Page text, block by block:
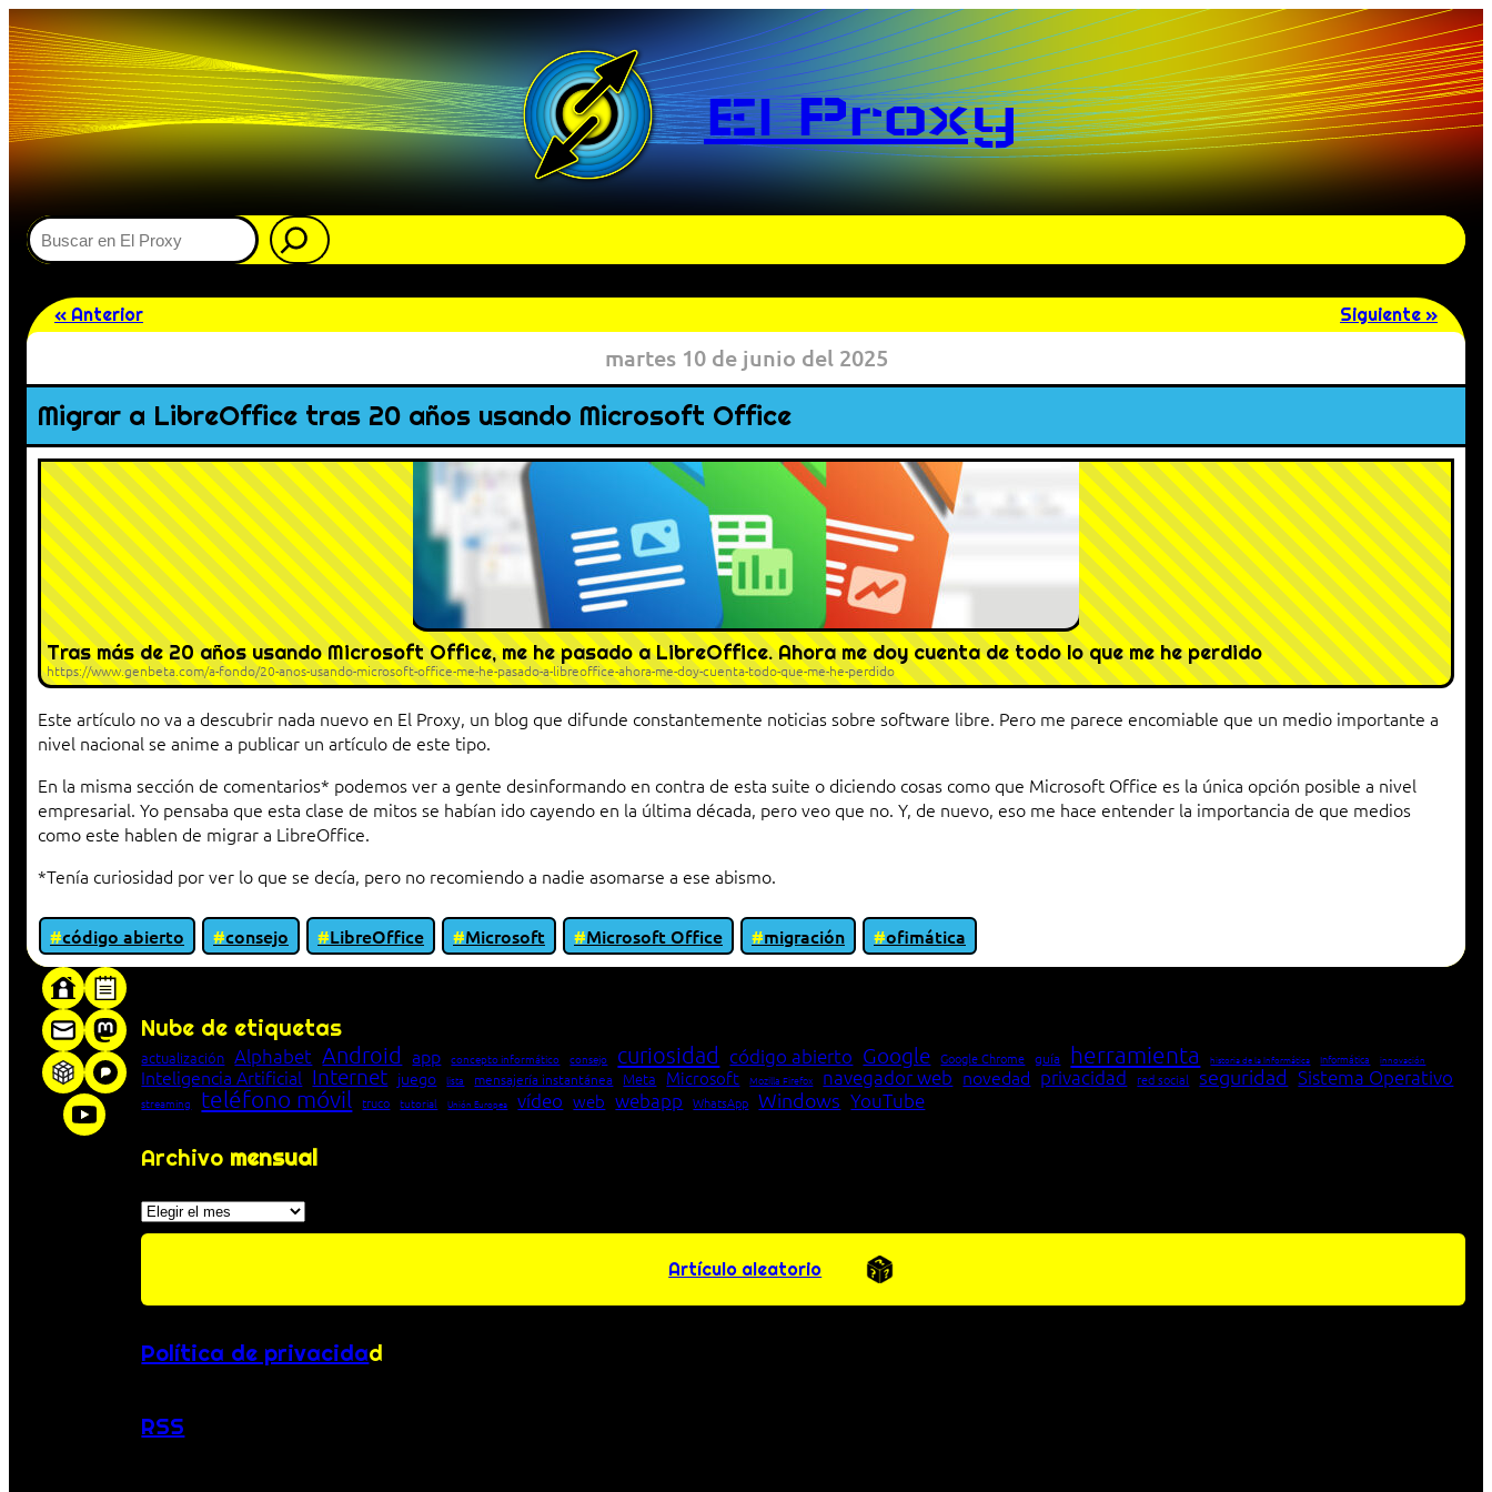
El Proxy
Buscar
« Anterior Siguiente »
martes 10 de junio del 2025
Migrar a LibreOffice tras 20 años usando Microsoft Office
Tras más de 20 años usando Microsoft Office, me he pasado a LibreOffice. Ahora me doy cuenta de todo lo que me he perdido
https://www.genbeta.com/a-fondo/20-anos-usando-microsoft-office-me-he-pasado-a-libreoffice-ahora-me-doy-cuenta-todo-que-me-he-perdido
Este artículo no va a descubrir nada nuevo en El Proxy, un blog que difunde constantemente noticias sobre software libre. Pero me parece encomiable que un medio importante a
nivel nacional se anime a publicar un artículo de este tipo.
En la misma sección de comentarios* podemos ver a gente desinformando en contra de esta suite o diciendo cosas como que Microsoft Office es la única opción posible a nivel
empresarial. Yo pensaba que esta clase de mitos se habían ido cayendo en la última década, pero veo que no. Y, de nuevo, eso me hace entender la importancia de que medios
como este hablen de migrar a LibreOffice.
*Tenía curiosidad por ver lo que se decía, pero no recomiendo a nadie asomarse a ese abismo.
código abierto consejo LibreOffice Microsoft Microsoft Office migración
ofimática
Nube de etiquetas
actualización Alphabet Android app concepto informático consejo curiosidad código abierto Google Google Chrome guía herramienta historia de la Informática Informática innovación
Inteligencia Artificial Internet juego lista mensajería instantánea Meta Microsoft Mozilla Firefox navegador web novedad privacidad red social seguridad Sistema Operativo
streaming teléfono móvil truco tutorial Unión Europea vídeo web webapp WhatsApp Windows YouTube
Archivo mensual
Archivos
Artículo aleatorio
Política de privacidad
RSS